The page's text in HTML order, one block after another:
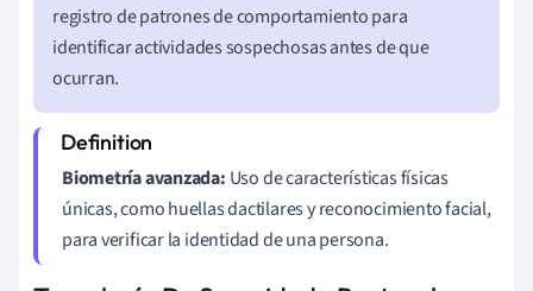
registro de patrones de comportamiento para
identificar actividades sospechosas antes de que
ocurran.
Biometría avanzada: Uso de características físicas
únicas, como huellas dactilares y reconocimiento facial,
para verificar la identidad de una persona.